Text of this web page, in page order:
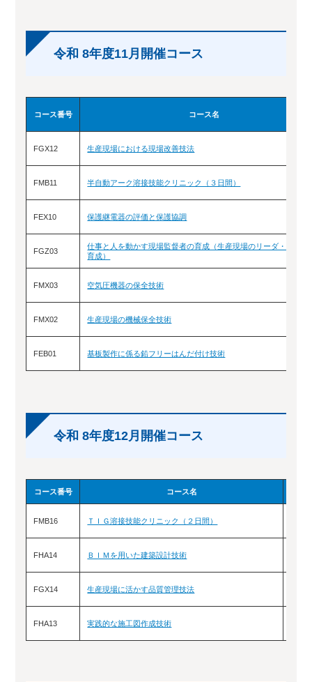
令和 8年度11月開催コース
コース番号 コース名
FGX12 生産現場における現場改善技法
FMB11 半自動アーク溶接技能クリニック（３日間）
FEX10 保護継電器の評価と保護協調
FGZ03
仕事と人を動かす現場監督者の育成（生産現場のリーダ・管理者
育成）
FMX03 空気圧機器の保全技術
FMX02 生産現場の機械保全技術
FEB01 基板製作に係る鉛フリーはんだ付け技術
令和 8年度12月開催コース
コース番号 コース名
FMB16 ＴＩＧ溶接技能クリニック（２日間）
FHA14 ＢＩＭを用いた建築設計技術
FGX14 生産現場に活かす品質管理技法
FHA13 実践的な施工図作成技術